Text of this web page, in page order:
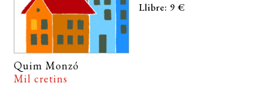
CERCAR
WISHLIST
Quim Monzó
Mil cretins
Llibre: 9 €